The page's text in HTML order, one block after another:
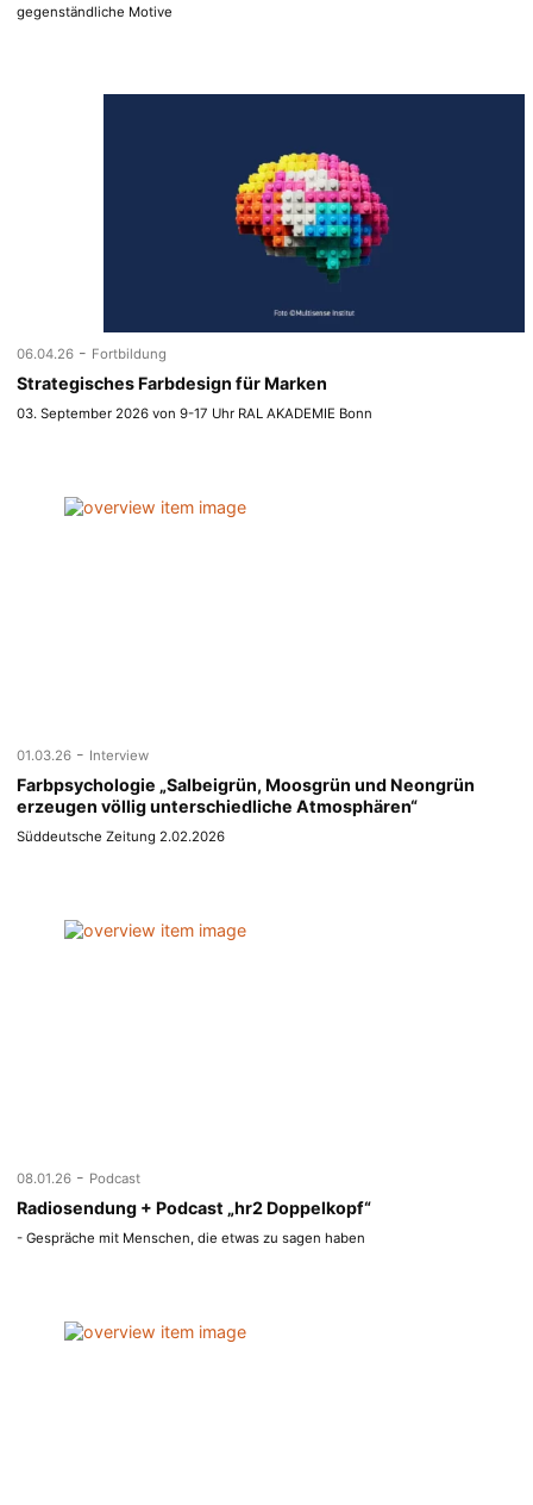
gegenständliche Motive
06.04.26 - Fortbildung
Strategisches Farbdesign für Marken
03. September 2026 von 9-17 Uhr RAL AKADEMIE Bonn
01.03.26 - Interview
Farbpsychologie „Salbeigrün, Moosgrün und Neongrün
erzeugen völlig unterschiedliche Atmosphären“
Süddeutsche Zeitung 2.02.2026
08.01.26 - Podcast
Radiosendung + Podcast „hr2 Doppelkopf“
- Gespräche mit Menschen, die etwas zu sagen haben